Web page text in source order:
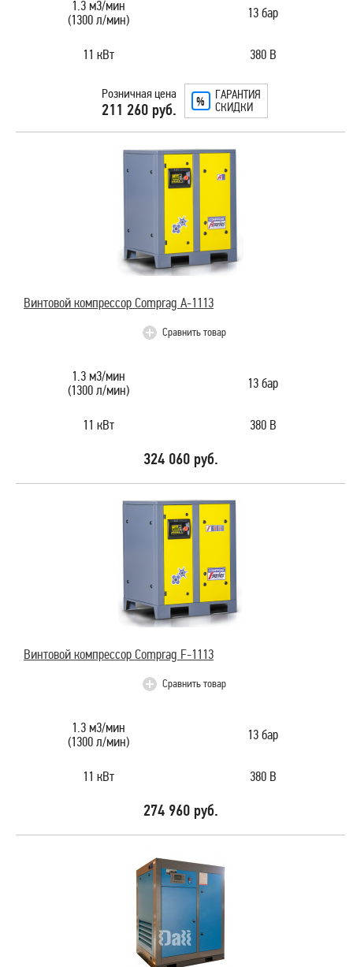
1.3 м3/мин
(1300 л/мин)
13 бар
11 кВт 380 В
Розничная цена
211 260 руб.
ГАРАНТИЯ
СКИДКИ
Винтовой компрессор Comprag A-1113
Сравнить товар
1.3 м3/мин
(1300 л/мин)
13 бар
11 кВт 380 В
324 060 руб.
Винтовой компрессор Comprag F-1113
Сравнить товар
1.3 м3/мин
(1300 л/мин)
13 бар
11 кВт 380 В
274 960 руб.